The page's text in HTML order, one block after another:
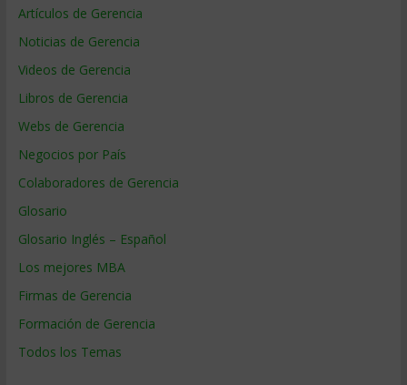
Artículos de Gerencia
Noticias de Gerencia
Videos de Gerencia
Libros de Gerencia
Webs de Gerencia
Negocios por País
Colaboradores de Gerencia
Glosario
Glosario Inglés – Español
Los mejores MBA
Firmas de Gerencia
Formación de Gerencia
Todos los Temas